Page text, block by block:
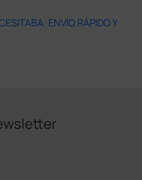
ENVÍO RÁPIDO Y